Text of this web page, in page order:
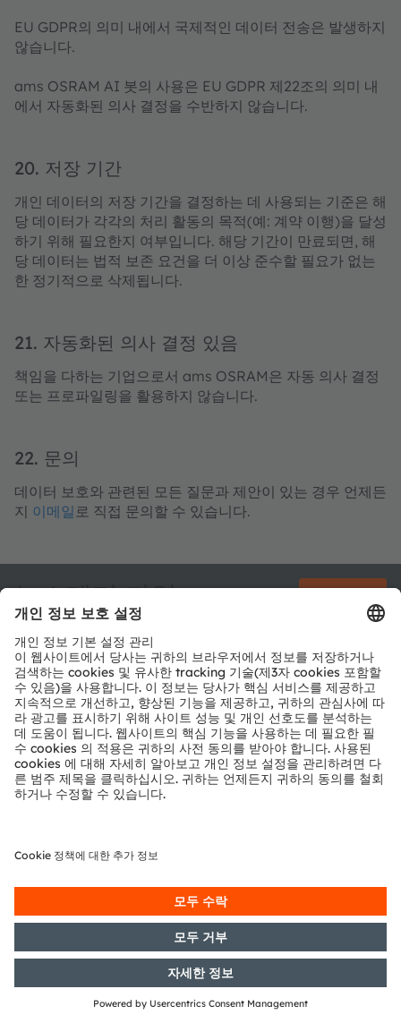
EU GDPR의 의미 내에서 국제적인 데이터 전송은 발생하지
않습니다.
ams OSRAM AI 봇의 사용은 EU GDPR 제22조의 의미 내
에서 자동화된 의사 결정을 수반하지 않습니다.
20. 저장 기간
개인 데이터의 저장 기간을 결정하는 데 사용되는 기준은 해
당 데이터가 각각의 처리 활동의 목적(예: 계약 이행)을 달성
하기 위해 필요한지 여부입니다. 해당 기간이 만료되면, 해
당 데이터는 법적 보존 요건을 더 이상 준수할 필요가 없는
한 정기적으로 삭제됩니다.
21. 자동화된 의사 결정 있음
책임을 다하는 기업으로서 ams OSRAM은 자동 의사 결정
또는 프로파일링을 활용하지 않습니다.
22. 문의
데이터 보호와 관련된 모든 질문과 제안이 있는 경우 언제든
지 이메일로 직접 문의할 수 있습니다.
뉴스레터 가입 구독하기
ams-OSRAM AG
Tobelbader Straße 30
8141 Premstaetten
Austria
전화:+43 3136 500-0
투자자
지속 가능성